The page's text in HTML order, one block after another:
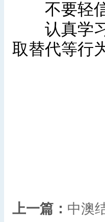
不要轻信
认真学习
取替代等行
上一篇： 中澳